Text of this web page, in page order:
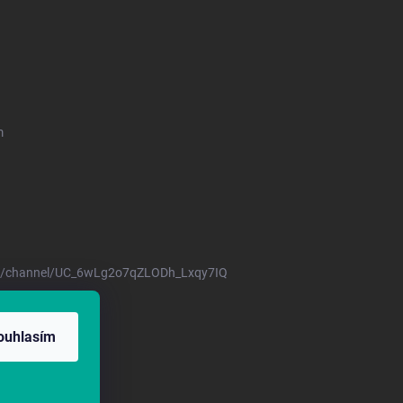
UC_6wLg2o7qZLODh_Lxqy7IQ